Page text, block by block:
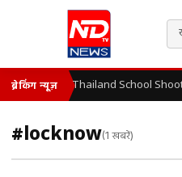
ब्रेकिंग न्यूज़ Thailand School
#locknow(1 खबरें)